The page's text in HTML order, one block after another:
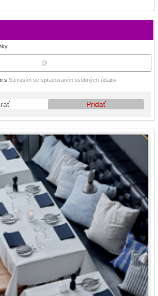
s Súhlasím so spracovaním osobných údajov
Pridať